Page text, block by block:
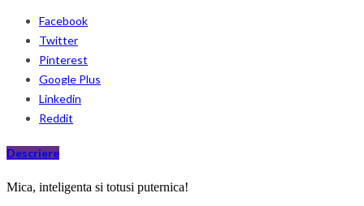
Facebook
Twitter
Pinterest
Google Plus
Linkedin
Reddit
Descriere
Mica, inteligenta si totusi puternica!